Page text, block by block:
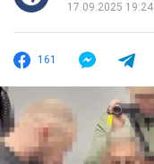
17.09.2025 19:24
161